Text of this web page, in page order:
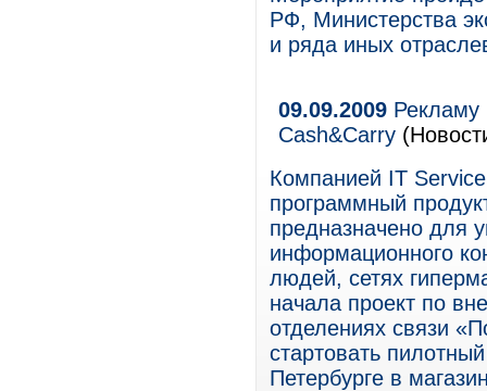
РФ, Министерства
и ряда иных
09.09.2009 Рекламу
Cash&Carry
Компанией IT
программный
предназначено для
информационного
людей, сетях
начала проект по
отделениях связи
стартовать
Петербурге в